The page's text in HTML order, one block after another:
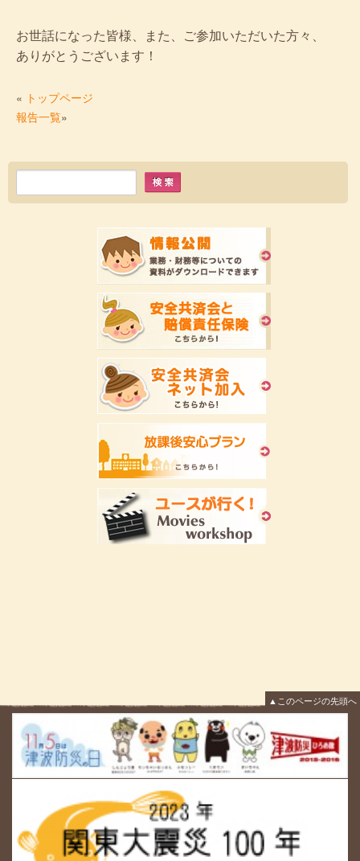
お世話になった皆様、また、ご参加いただいた方々、
ありがとうございます！
« トップページ
報告一覧»
▲このページの先頭へ